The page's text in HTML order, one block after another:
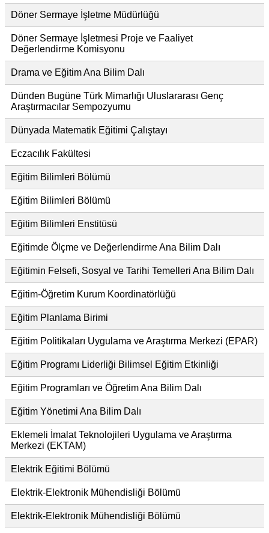
Döner Sermaye İşletme Müdürlüğü
Döner Sermaye İşletmesi Proje ve Faaliyet
Değerlendirme Komisyonu
Drama ve Eğitim Ana Bilim Dalı
Dünden Bugüne Türk Mimarlığı Uluslararası Genç
Araştırmacılar Sempozyumu
Dünyada Matematik Eğitimi Çalıştayı
Eczacılık Fakültesi
Eğitim Bilimleri Bölümü
Eğitim Bilimleri Bölümü
Eğitim Bilimleri Enstitüsü
Eğitimde Ölçme ve Değerlendirme Ana Bilim Dalı
Eğitimin Felsefi, Sosyal ve Tarihi Temelleri Ana Bilim Dalı
Eğitim-Öğretim Kurum Koordinatörlüğü
Eğitim Planlama Birimi
Eğitim Politikaları Uygulama ve Araştırma Merkezi (EPAR)
Eğitim Programı Liderliği Bilimsel Eğitim Etkinliği
Eğitim Programları ve Öğretim Ana Bilim Dalı
Eğitim Yönetimi Ana Bilim Dalı
Eklemeli İmalat Teknolojileri Uygulama ve Araştırma
Merkezi (EKTAM)
Elektrik Eğitimi Bölümü
Elektrik-Elektronik Mühendisliği Bölümü
Elektrik-Elektronik Mühendisliği Bölümü